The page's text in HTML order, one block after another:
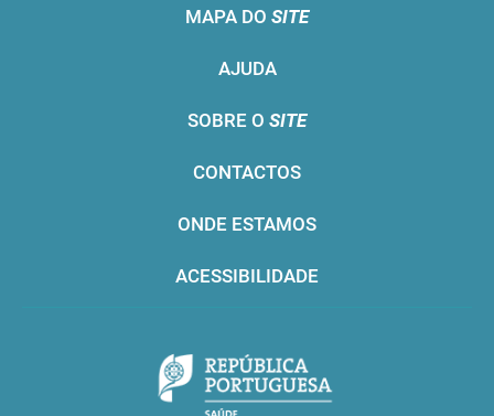
MAPA DO SITE
AJUDA
SOBRE O SITE
CONTACTOS
ONDE ESTAMOS
ACESSIBILIDADE